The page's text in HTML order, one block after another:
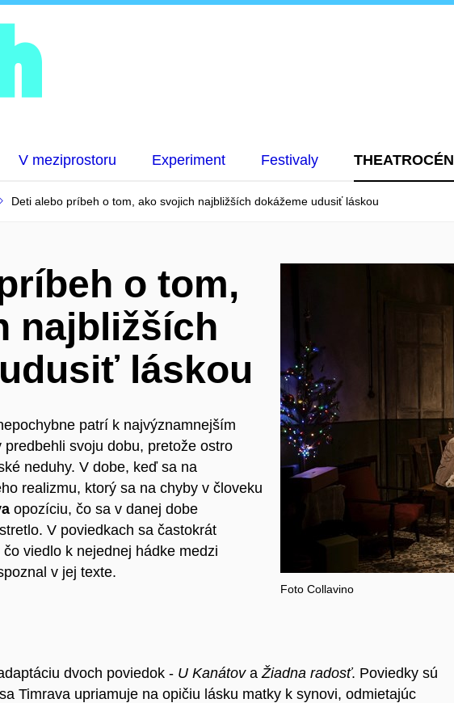
V meziprostoru Experiment Festivaly THEATROCÉN
Deti alebo príbeh o tom, ako svojich najbližších dokážeme udusiť láskou
o tom,
najbližších
láskou
patrí k najvýznamnejším
svoju dobu, pretože ostro
neduhy. V dobe, keď sa na
realizmu, ktorý sa na chyby v človeku
opozíciu, čo sa v danej dobe
V poviedkach sa častokrát
viedlo k nejednej hádke medzi
v jej texte.
Foto Collavino
dvoch poviedok - U Kanátova Žiadna radosť. Poviedky sú
Timrava upriamuje na opičiu lásku matky k synovi, odmietajúc